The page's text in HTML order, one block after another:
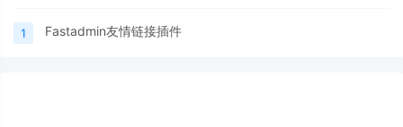
1 Fastadmin友情链接插件